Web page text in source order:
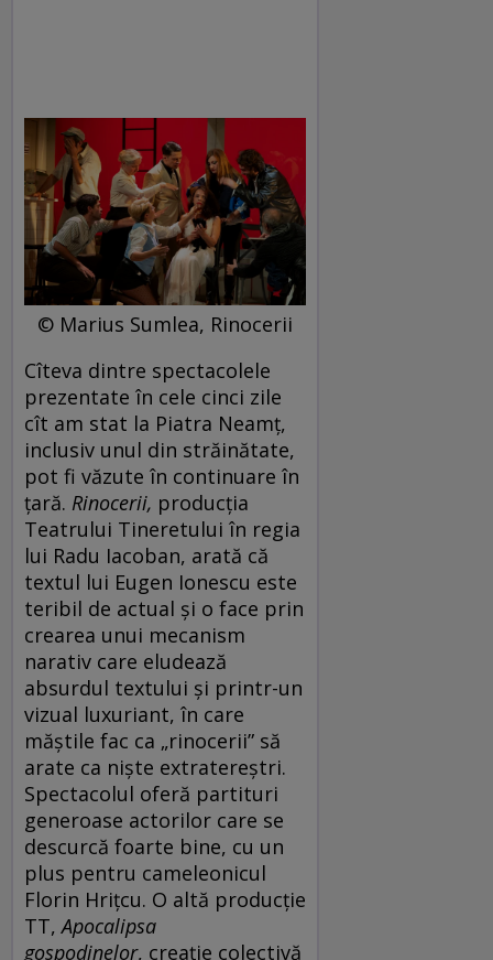
© Marius Sumlea, Rinocerii
Cîteva dintre spectacolele
prezentate în cele cinci zile
cît am stat la Piatra Neamț,
inclusiv unul din străinătate,
pot fi văzute în continuare în
țară. Rinocerii, producția
Teatrului Tineretului în regia
lui Radu Iacoban, arată că
textul lui Eugen Ionescu este
teribil de actual și o face prin
crearea unui mecanism
narativ care eludează
absurdul textului și printr-un
vizual luxuriant, în care
măștile fac ca „rinocerii” să
arate ca niște extratereștri.
Spectacolul oferă partituri
generoase actorilor care se
descurcă foarte bine, cu un
plus pentru cameleonicul
Florin Hrițcu. O altă producție
TT,Apocalipsa
gospodinelor, creație colectivă